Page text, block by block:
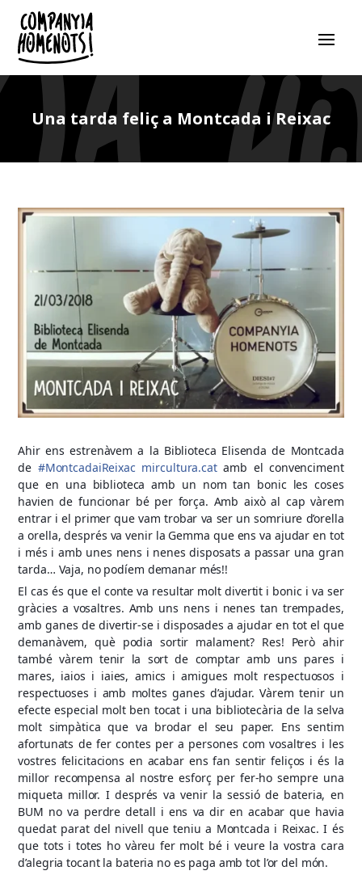
Una tarda feliç a Montcada i Reixac
Ahir ens estrenàvem a la Biblioteca Elisenda de Montcada
de #MontcadaiReixac mircultura.catamb el convenciment
que en una biblioteca amb un nom tan bonic les coses
havien de funcionar bé per força. Amb això al cap vàrem
entrar i el primer que vam trobar va ser un somriure d’orella
a orella, després va venir la Gemma que ens va ajudar en tot
i més i amb unes nens i nenes disposats a passar una gran
tarda… Vaja, no podíem demanar més!!
El cas és que el conte va resultar molt divertit i bonic i va ser
gràcies a vosaltres. Amb uns nens i nenes tan trempades,
amb ganes de divertir-se i disposades a ajudar en tot el que
demanàvem, què podia sortir malament? Res! Però ahir
també vàrem tenir la sort de comptar amb uns pares i
mares, iaios i iaies, amics i amigues molt respectuosos i
respectuoses i amb moltes ganes d’ajudar. Vàrem tenir un
efecte especial molt ben tocat i una bibliotecària de la selva
molt simpàtica que va brodar el seu paper. Ens sentim
afortunats de fer contes per a persones com vosaltres i les
vostres felicitacions en acabar ens fan sentir feliços i és la
millor recompensa al nostre esforç per fer-ho sempre una
miqueta millor. I després va venir la sessió de bateria, en
BUM no va perdre detall i ens va dir en acabar que havia
quedat parat del nivell que teniu a Montcada i Reixac. I és
que tots i totes ho vàreu fer molt bé i veure la vostra cara
d’alegria tocant la bateria no es paga amb tot l’or del món.